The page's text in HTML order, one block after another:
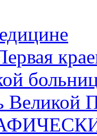
Великой